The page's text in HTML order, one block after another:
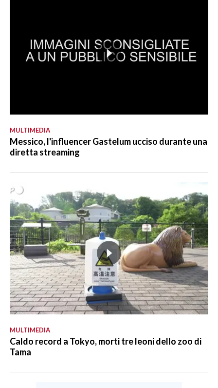
MULTIMEDIA
Messico, l'influencer Gastelum ucciso durante una
diretta streaming
MULTIMEDIA
Caldo record a Tokyo, morti tre leoni dello zoo di
Tama